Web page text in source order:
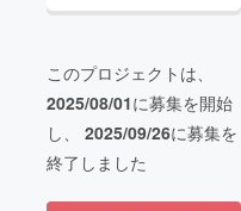
このプロジェクトは、
2025/08/01に募集を開始
し、 2025/09/26に募集を
終了しました